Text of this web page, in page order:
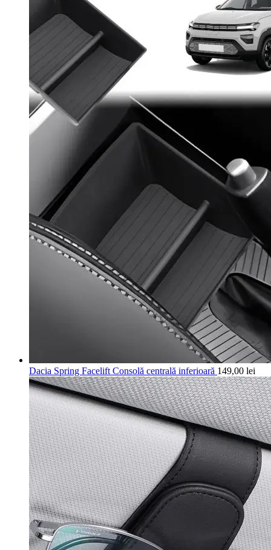
Dacia Spring Facelift Consolă centrală inferioară 149,00 lei